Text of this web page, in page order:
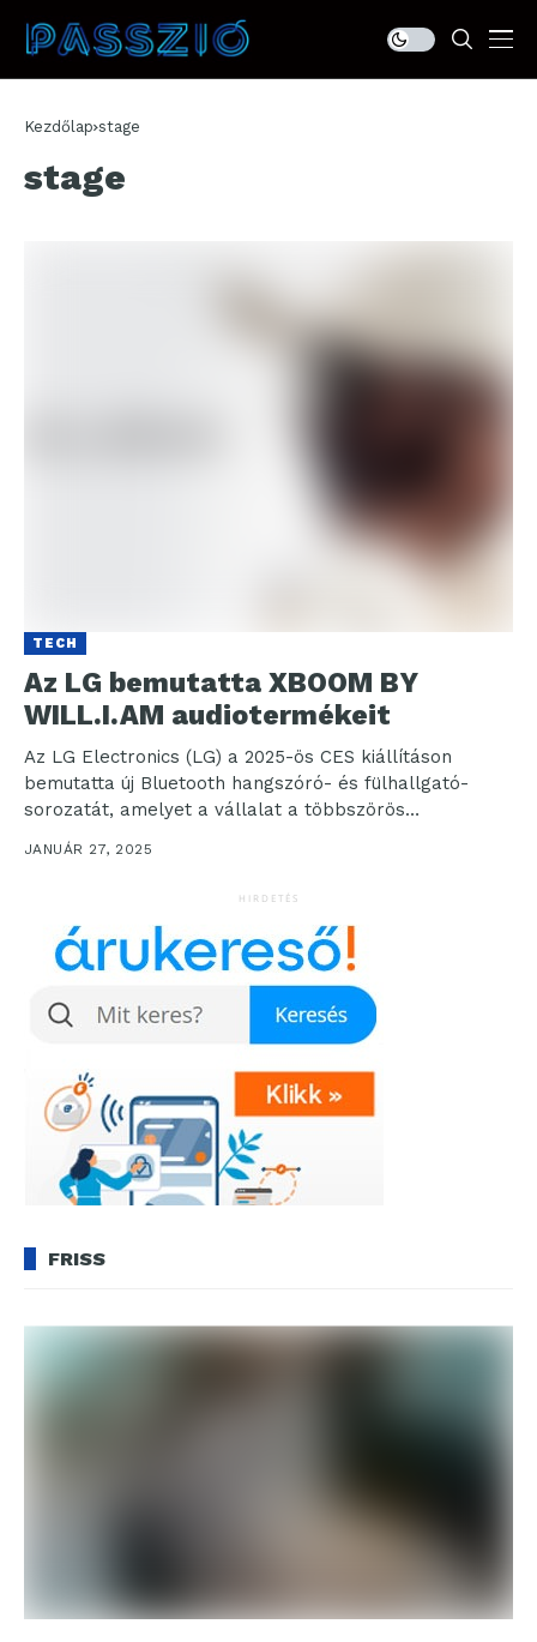
Kezdőlap stage
stage
TECH
Az LG bemutatta XBOOM BY
WILL.I.AM audiotermékeit
Az LG Electronics (LG) a 2025-ös CES kiállításon
bemutatta új Bluetooth hangszóró- és fülhallgató-
sorozatát, amelyet a vállalat a többszörös
platinalemezes zenész és technológiai...
JANUÁR 27, 2025
HIRDETÉS
FRISS